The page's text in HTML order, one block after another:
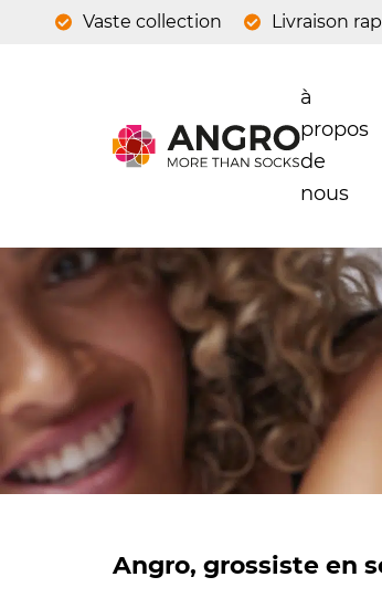
Vaste collection Livraison
à
propos
de
nous
Angro, grossiste en